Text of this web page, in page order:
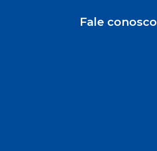
Fale conosco